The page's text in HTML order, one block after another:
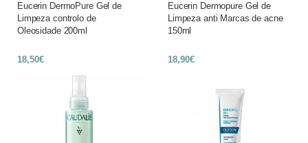
Eucerin DermoPure Gel de
Limpeza controlo de
Oleosidade 200ml
18,50€
Eucerin Dermopure Gel de
Limpeza anti Marcas de acne
150ml
18,90€